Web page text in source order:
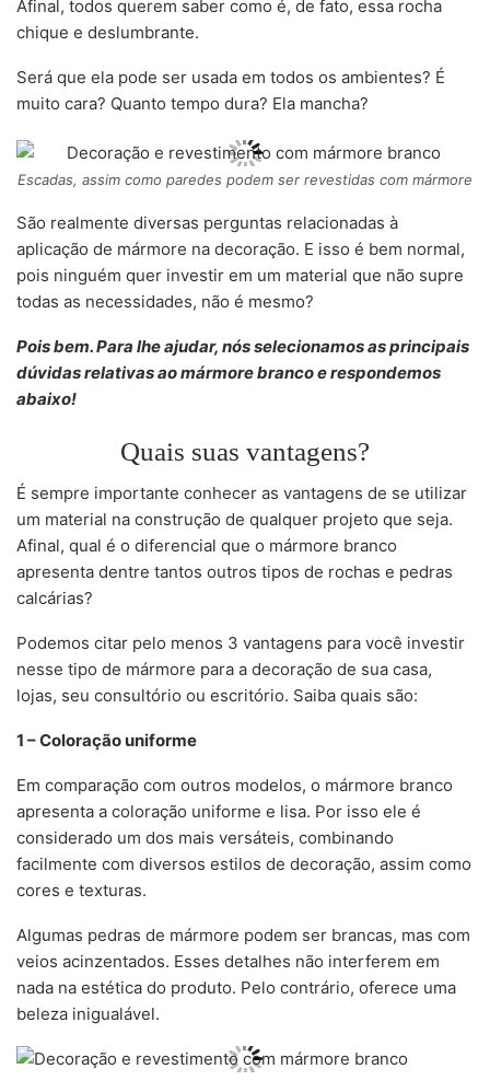
Afinal, todos querem saber como é, de fato, essa rocha
chique e deslumbrante.
Será que ela pode ser usada em todos os ambientes? É
muito cara? Quanto tempo dura? Ela mancha?
Escadas, assim como paredes podem ser revestidas com mármore
São realmente diversas perguntas relacionadas à
aplicação de mármore na decoração. E isso é bem normal,
pois ninguém quer investir em um material que não supre
todas as necessidades, não é mesmo?
Pois bem. Para lhe ajudar, nós selecionamos as principais
dúvidas relativas ao mármore branco e respondemos
abaixo!
Quais suas vantagens?
É sempre importante conhecer as vantagens de se utilizar
um material na construção de qualquer projeto que seja.
Afinal, qual é o diferencial que o mármore branco
apresenta dentre tantos outros tipos de rochas e pedras
calcárias?
Podemos citar pelo menos 3 vantagens para você investir
nesse tipo de mármore para a decoração de sua casa,
lojas, seu consultório ou escritório. Saiba quais são:
1 – Coloração uniforme
Em comparação com outros modelos, o mármore branco
apresenta a coloração uniforme e lisa. Por isso ele é
considerado um dos mais versáteis, combinando
facilmente com diversos estilos de decoração, assim como
cores e texturas.
Algumas pedras de mármore podem ser brancas, mas com
veios acinzentados. Esses detalhes não interferem em
nada na estética do produto. Pelo contrário, oferece uma
beleza inigualável.